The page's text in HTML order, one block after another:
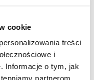
cookie
treści
i
Informacje o tym, jak
partnerom